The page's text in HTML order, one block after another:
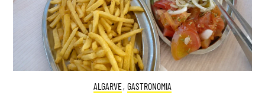
ALGARVE, GASTRONOMIA